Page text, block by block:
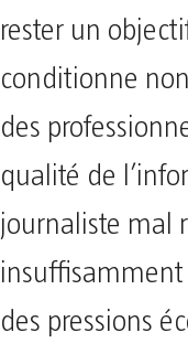
rester un
conditionne
des
qualité de
journaliste mal
insuffisamment
des pressions